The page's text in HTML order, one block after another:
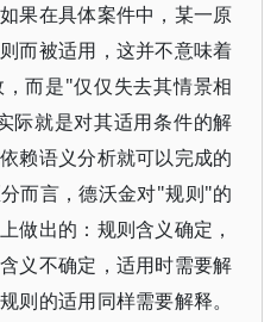
果在具体案件中，某一原
而被适用，这并不意味着
而是"仅仅失去其情景相
际就是对其适用条件的解
赖语义分析就可以完成的
而言，德沃金对"规则"的
做出的：规则含义确定，
义不确定，适用时需要解
则的适用同样需要解释。